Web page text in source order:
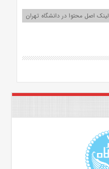
لینک اصل محتوا در دانشگاه تهران